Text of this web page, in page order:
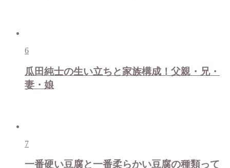
6
瓜田純士の生い立ちと家族構成！父親・兄・
妻・娘
7
一番硬い豆腐と一番柔らかい豆腐の種類って